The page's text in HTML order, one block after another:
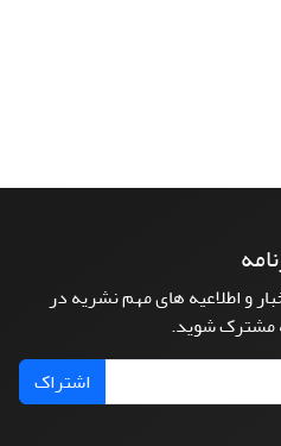
و اطلاعیه های مهم نشریه در
مشترک شوید.
اشتراک